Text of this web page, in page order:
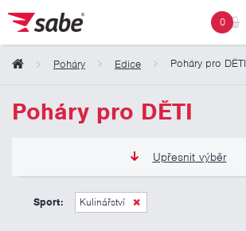
0
Poháry Edice Poháry pro DĚTI
Poháry pro DĚTI
Upřesnit výběr
105 Kč
Sport: Kulinářství
Obsah košíku